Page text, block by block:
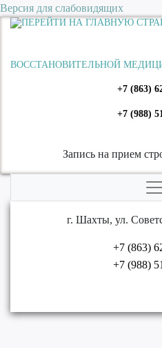
Версия для слабовидящих
ВОССТАНОВИТЕЛЬНОЙ
+7 (863)
+7 (988)
Запись на прием
г. Шахты, ул.
+7 (863)
+7 (988)